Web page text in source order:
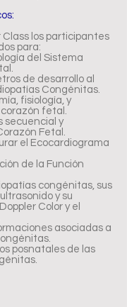
los participantes
para:
del Sistema
de desarrollo al
Congénitas.
fisiología, y
fetal.
secuencial y
Fetal.
el Ecocardiograma
de la Función
congénitas, sus
y su
Color y el
asociadas a
posnatales de las